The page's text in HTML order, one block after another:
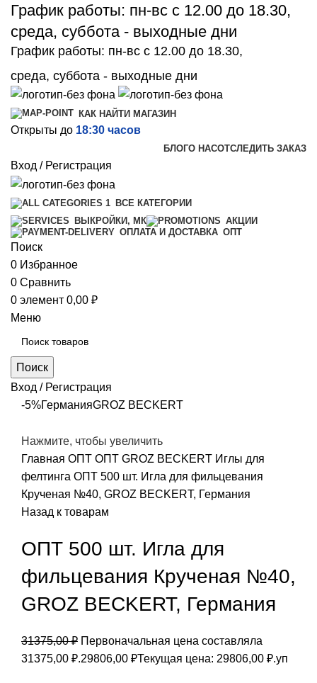
График работы: пн-вс с 12.00 до 18.30,
среда, суббота - выходные дни
График работы: пн-вс с 12.00 до 18.30,
среда, суббота - выходные дни
КАК НАЙТИ МАГАЗИН
Открыты до 18:30 часов
БЛОГО НАСОТСЛЕДИТЬ ЗАКАЗ
Вход / Регистрация
ВСЕ КАТЕГОРИИ
ВЫКРОЙКИ, МК
АКЦИИ
ОПЛАТА И ДОСТАВКА ОПТ
Поиск
0 Избранное
0 Сравнить
0 элемент 0,00 ₽
Меню
Поиск
Вход / Регистрация
-5%ГерманияGROZ BEСKERT
Нажмите, чтобы увеличить
Главная ОПТ ОПТ GROZ BECKERT Иглы для
фелтинга ОПТ 500 шт. Игла для фильцевания
Крученая №40, GROZ BEСKERT, Германия
Назад к товарам
ОПТ 500 шт. Игла для
фильцевания Крученая №40,
GROZ BEСKERT, Германия
31375,00₽ Первоначальная цена составляла
31375,00 ₽.29806,00 ₽Текущая цена: 29806,00 ₽.уп